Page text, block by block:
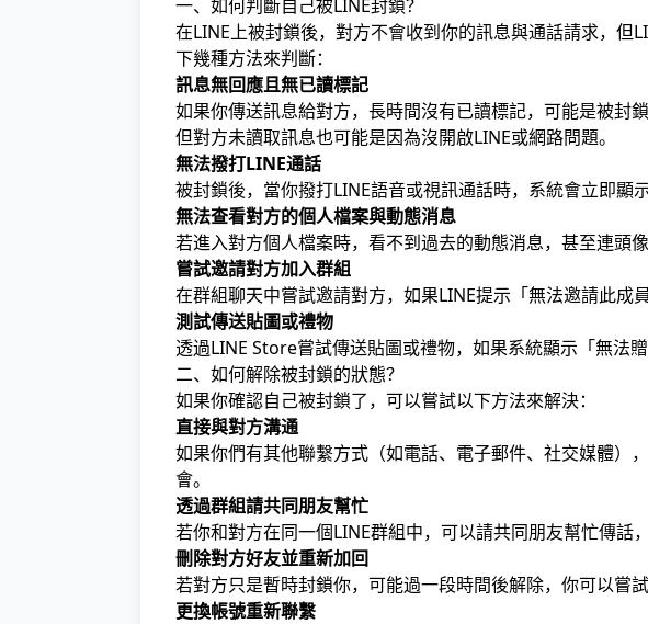
一、如何判斷自己被LINE封鎖？
在LINE上被封鎖後，對方不會收到你的訊息與通話請求，但
下幾種方法來判斷：
訊息無回應且無已讀標記
如果你傳送訊息給對方，長時間沒有已讀標記，可能是被封鎖
但對方未讀取訊息也可能是因為沒開啟LINE或網路問題。
無法撥打LINE通話
被封鎖後，當你撥打LINE語音或視訊通話時，系統會立即顯
無法查看對方的個人檔案與動態消息
若進入對方個人檔案時，看不到過去的動態消息，甚至連頭
嘗試邀請對方加入群組
在群組聊天中嘗試邀請對方，如果LINE提示「無法邀請此成
測試傳送貼圖或禮物
透過LINE Store嘗試傳送貼圖或禮物，如果系統顯示「無法
二、如何解除被封鎖的狀態？
如果你確認自己被封鎖了，可以嘗試以下方法來解決：
直接與對方溝通
如果你們有其他聯繫方式（如電話、電子郵件、社交媒體）
會。
透過群組請共同朋友幫忙
若你和對方在同一個LINE群組中，可以請共同朋友幫忙傳話
刪除對方好友並重新加回
若對方只是暫時封鎖你，可能過一段時間後解除，你可以嘗
更換帳號重新聯繫